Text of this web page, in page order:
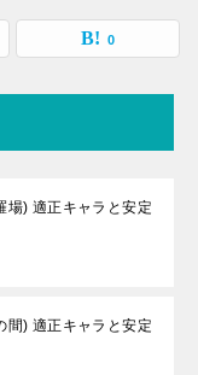
0
場) 適正キャラと安定
間) 適正キャラと安定